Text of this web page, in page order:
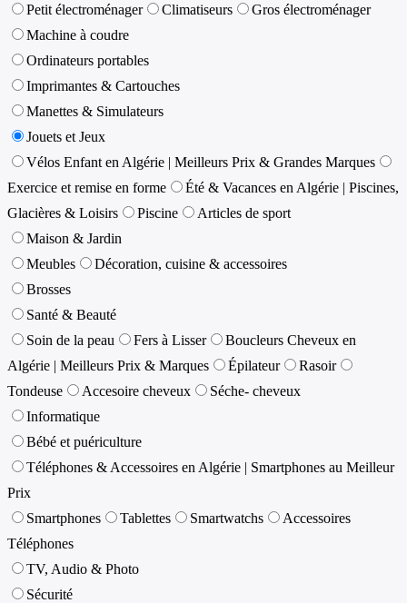
Petit électroménager
Climatiseurs
Gros électroménager
Machine à coudre
Ordinateurs portables
Imprimantes & Cartouches
Manettes & Simulateurs
Jouets et Jeux
Vélos Enfant en Algérie | Meilleurs Prix & Grandes Marques
Exercice et remise en forme
Été & Vacances en Algérie | Piscines,
Glacières & Loisirs
Piscine
Articles de sport
Maison & Jardin
Meubles
Décoration, cuisine & accessoires
Brosses
Santé & Beauté
Soin de la peau
Fers à Lisser
Boucleurs Cheveux en
Algérie | Meilleurs Prix & Marques
Épilateur
Rasoir
Tondeuse
Accesoire cheveux
Séche- cheveux
Informatique
Bébé et puériculture
Téléphones & Accessoires en Algérie | Smartphones au Meilleur
Prix
Smartphones
Tablettes Smartwatchs
Accessoires
Téléphones
TV, Audio & Photo
Sécurité